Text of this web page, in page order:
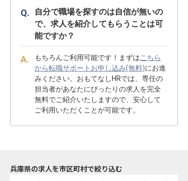
自分で職場を探すのは自信が無いの
で、求人を紹介してもらうことは可
能ですか？
もちろんご利用可能です！まずはこちら
から転職サポートお申し込み(無料)にお進
みください。おもてなしHRでは、専任の
担当者があなたにぴったりの求人を完全
無料でご紹介いたしますので、安心して
ご利用いただくことが可能です。
兵庫県の求人を市区町村で絞り込む